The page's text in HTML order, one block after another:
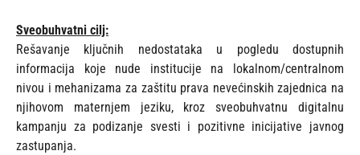
Sveobuhvatni cilj:
Rešavanje ključnih nedostataka u pogledu dostupnih
informacija koje nude institucije na lokalnom/centralnom
nivou i mehanizama za zaštitu prava nevećinskih zajednica na
njihovom maternjem jeziku, kroz sveobuhvatnu digitalnu
kampanju za podizanje svesti i pozitivne inicijative javnog
zastupanja.